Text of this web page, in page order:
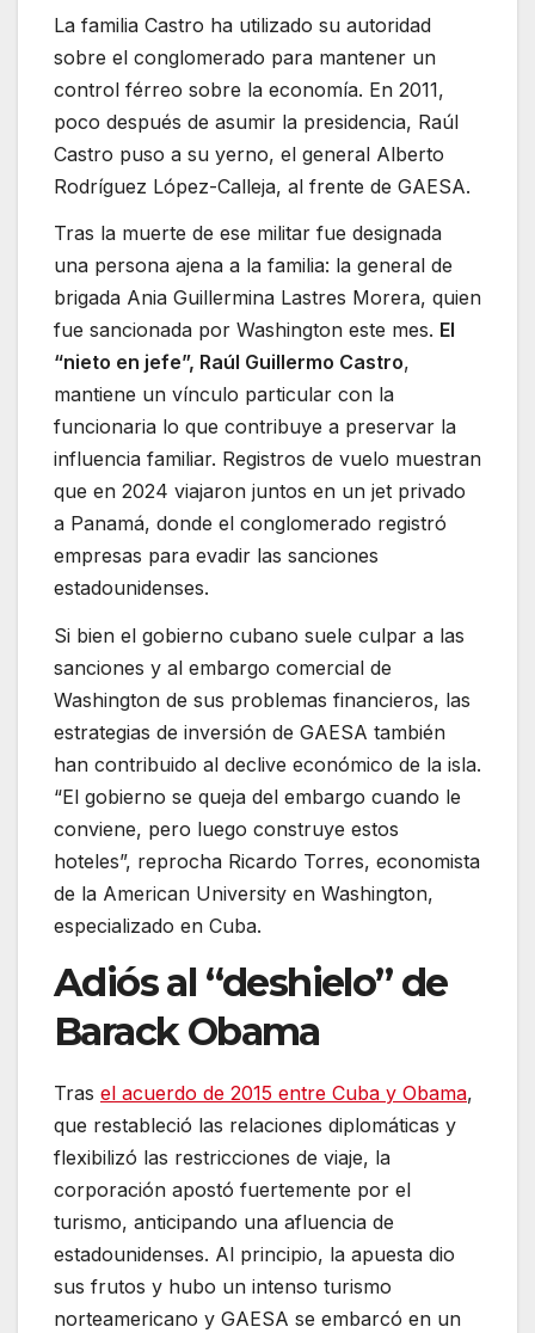
La familia Castro ha utilizado su autoridad
sobre el conglomerado para mantener un
control férreo sobre la economía. En 2011,
poco después de asumir la presidencia, Raúl
Castro puso a su yerno, el general Alberto
Rodríguez López-Calleja, al frente de GAESA.
Tras la muerte de ese militar fue designada
una persona ajena a la familia: la general de
brigada Ania Guillermina Lastres Morera, quien
fue sancionada por Washington este mes. El
“nieto en jefe”, Raúl Guillermo Castro,
mantiene un vínculo particular con la
funcionaria lo que contribuye a preservar la
influencia familiar. Registros de vuelo muestran
que en 2024 viajaron juntos en un jet privado
a Panamá, donde el conglomerado registró
empresas para evadir las sanciones
estadounidenses.
Si bien el gobierno cubano suele culpar a las
sanciones y al embargo comercial de
Washington de sus problemas financieros, las
estrategias de inversión de GAESA también
han contribuido al declive económico de la isla.
“El gobierno se queja del embargo cuando le
conviene, pero luego construye estos
hoteles”, reprocha Ricardo Torres, economista
de la American University en Washington,
especializado en Cuba.
Adiós al “deshielo” de
Barack Obama
Tras el acuerdo de 2015 entre Cuba y Obama,
que restableció las relaciones diplomáticas y
flexibilizó las restricciones de viaje, la
corporación apostó fuertemente por el
turismo, anticipando una afluencia de
estadounidenses. Al principio, la apuesta dio
sus frutos y hubo un intenso turismo
norteamericano y GAESA se embarcó en un